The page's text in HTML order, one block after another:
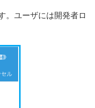
。ユーザには開発者ロ